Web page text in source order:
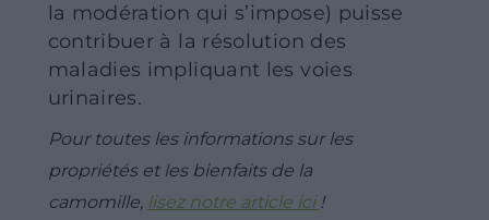
la modération qui s’impose) puisse
contribuer à la résolution des
maladies impliquant les voies
urinaires.
Pour toutes les informations sur les
propriétés et les bienfaits de la
camomille, lisez notre article ici !